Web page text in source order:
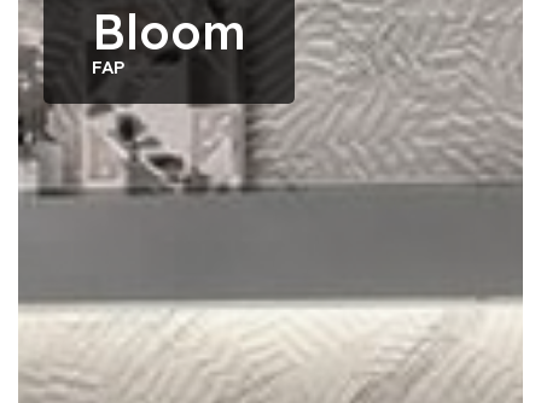
Bloom
FAP